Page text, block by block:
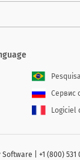
Сервис
Logiciel
| +1 (800) 531